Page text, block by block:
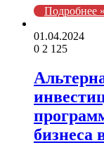
Подробнее »
01.04.2024
0 2 125
бизнеса